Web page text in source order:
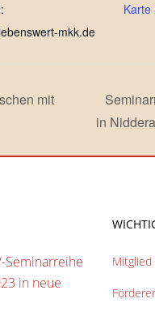
mkk.de
Karte
mit
in
Seminarreihe
in neue